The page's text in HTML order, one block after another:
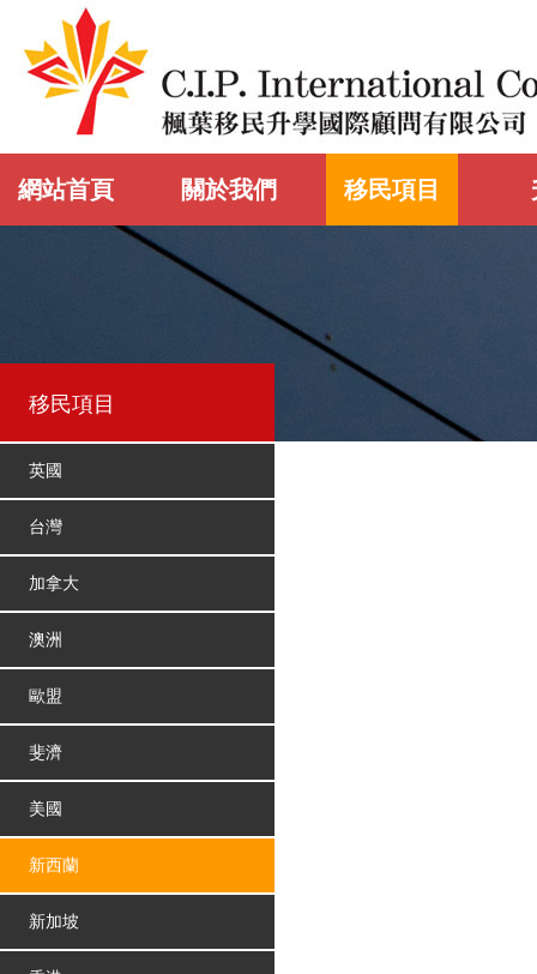
網站首頁 關於我們 移民項目
移民項目
英國
台灣
加拿大
澳洲
歐盟
斐濟
美國
新西蘭
新加坡